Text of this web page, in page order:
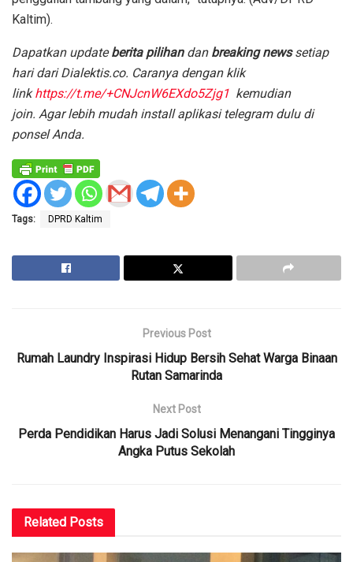
Kaltim).
Dapatkan updateberita pilihan dan breaking newssetiap
hari dari Dialektis.co. Caranya dengan klik
linkhttps://t.me/+CNJcnW6EXdo5Zjg1 kemudian
join. Agar lebih mudah install aplikasi telegram dulu di
ponsel Anda.
Tags: DPRD Kaltim
Previous Post
Rumah Laundry Inspirasi Hidup Bersih Sehat Warga Binaan
Rutan Samarinda
Next Post
Perda Pendidikan Harus Jadi Solusi Menangani Tingginya
Angka Putus Sekolah
Related Posts